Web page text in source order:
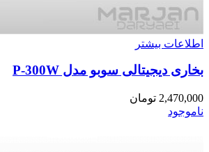
اطلاعات بیشتر
بخاری دیجیتالی سوبو مدل P-300W
2,470,000 تومان
ناموجود